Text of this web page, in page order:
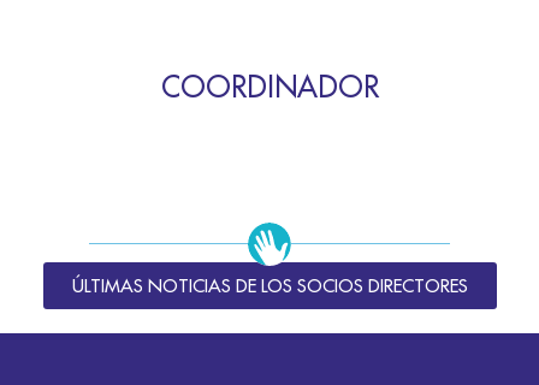
COORDINADOR
ÚLTIMAS NOTICIAS DE LOS SOCIOS DIRECTORES